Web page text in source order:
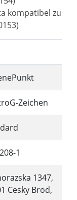
kompatibel zu
Zeichen
1
1347,
Cesky Brod,